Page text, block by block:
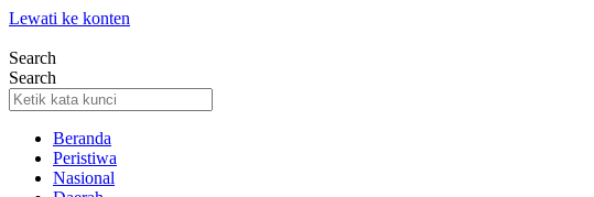
Lewati ke konten
Search
Search
Beranda
Peristiwa
Nasional